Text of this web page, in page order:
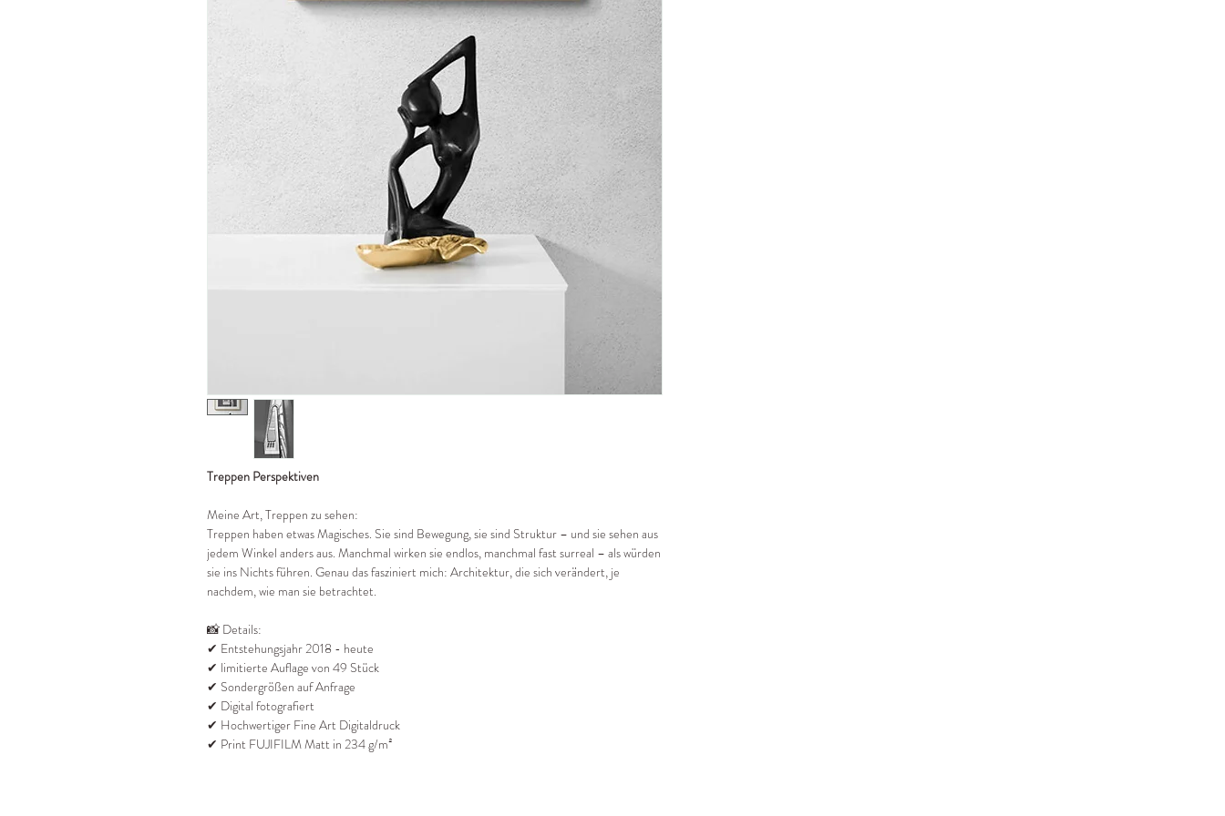
Treppen Perspektiven
Meine Art, Treppen zu sehen:
Treppen haben etwas Magisches. Sie sind Bewegung, sie sind Struktur – und sie sehen aus
jedem Winkel anders aus. Manchmal wirken sie endlos, manchmal fast surreal – als würden
sie ins Nichts führen. Genau das fasziniert mich: Architektur, die sich verändert, je
nachdem, wie man sie betrachtet.
📸 Details:
✔ Entstehungsjahr 2018 - heute
✔ limitierte Auflage von 49 Stück
✔ Sondergrößen auf Anfrage
✔ Digital fotografiert
✔ Hochwertiger Fine Art Digitaldruck
✔ Print FUJIFILM Matt in 234 g/m²